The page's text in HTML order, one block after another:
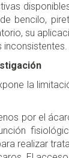
bencilo,
su
inconsistentes.
la
por el
realizar